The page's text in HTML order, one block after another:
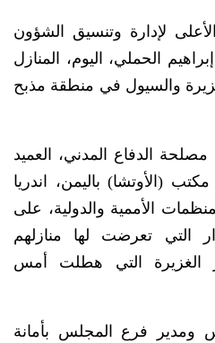
لإدارة وتنسيق الشؤون
الحملي، اليوم، المنازل
والسيول في منطقة مذبح
الدفاع المدني، العميد
(الأوتشا) باليمن، اندريا
الأممية والدولية، على
التي تعرضت لها منازلهم
الغزيرة التي هطلت أمس
ومدير فرع المجلس بأمانة